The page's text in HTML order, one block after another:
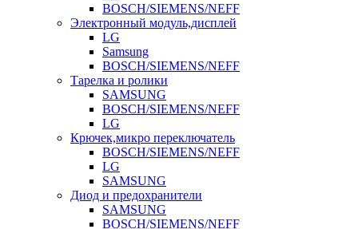
BOSCH/SIEMENS/NEFF
Электронный модуль,дисплей
LG
Samsung
BOSCH/SIEMENS/NEFF
Тарелка и ролики
SAMSUNG
BOSCH/SIEMENS/NEFF
LG
Крючек,микро переключатель
BOSCH/SIEMENS/NEFF
LG
SAMSUNG
Диод и предохранители
SAMSUNG
BOSCH/SIEMENS/NEFF